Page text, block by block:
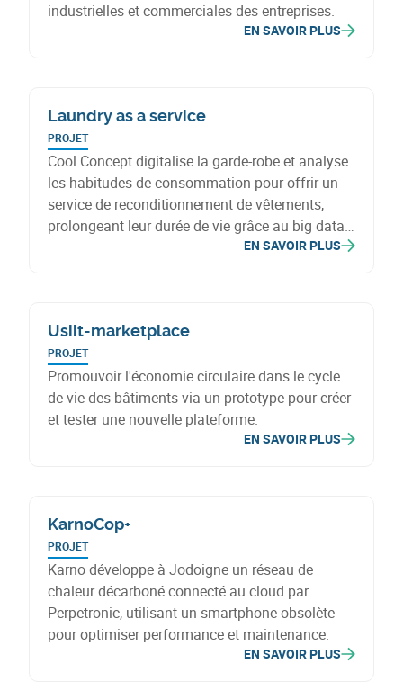
industrielles et commerciales des entreprises.
EN SAVOIR PLUS
Laundry as a service
PROJET
Cool Concept digitalise la garde-robe et analyse
les habitudes de consommation pour offrir un
service de reconditionnement de vêtements,
prolongeant leur durée de vie grâce au big data
et à l'IA, ciblant maisons de repos, hôtels, et
EN SAVOIR PLUS
Usiit-marketplace
PROJET
Promouvoir l'économie circulaire dans le cycle
de vie des bâtiments via un prototype pour créer
et tester une nouvelle plateforme.
EN SAVOIR PLUS
KarnoCop+
PROJET
Karno développe à Jodoigne un réseau de
chaleur décarboné connecté au cloud par
Perpetronic, utilisant un smartphone obsolète
pour optimiser performance et maintenance.
EN SAVOIR PLUS